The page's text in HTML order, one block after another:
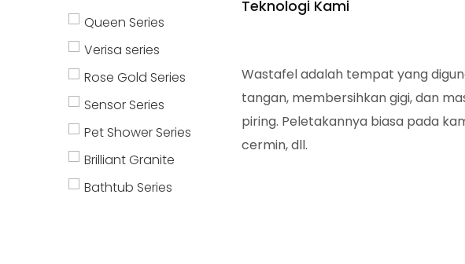
Queen Series
Verisa series
Rose Gold Series
Sensor Series
Pet Shower Series
Brilliant Granite
Bathtub Series
Teknologi Kami
Baca lebih banyak
Wastafel adalah tempat yang
tangan, membersihkan gigi, dan
piring. Peletakannya biasa pada
cermin, dll.